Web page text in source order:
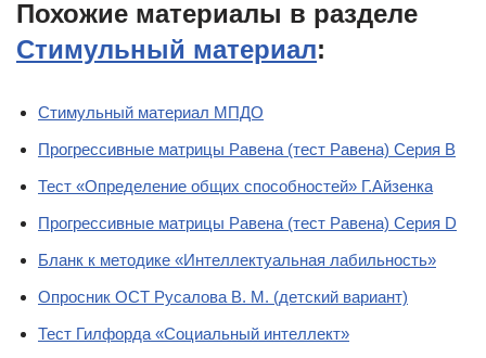
Похожие материалы в разделе
Стимульный материал:
Стимульный материал МПДО
Прогрессивные матрицы Равена (тест Равена) Серия B
Тест «Определение общих способностей» Г.Айзенка
Прогрессивные матрицы Равена (тест Равена) Серия D
Бланк к методике «Интеллектуальная лабильность»
Опросник ОСТ Русалова В. М. (детский вариант)
Тест Гилфорда «Социальный интеллект»